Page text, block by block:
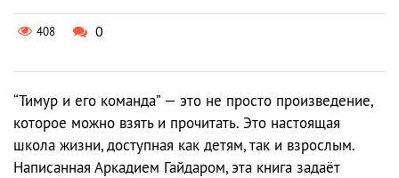
408 0
“Тимур и его команда” — это не просто произведение,
которое можно взять и прочитать. Это настоящая
школа жизни, доступная как детям, так и взрослым.
Написанная Аркадием Гайдаром, эта книга задаёт